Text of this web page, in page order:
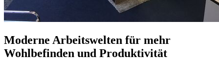
Moderne Arbeitswelten für mehr
Wohlbefinden und Produktivität